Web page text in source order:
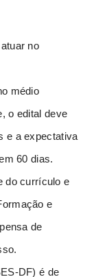
no
médio
o edital deve
e a expectativa
60 dias.
do currículo e
e
de
DF) é de